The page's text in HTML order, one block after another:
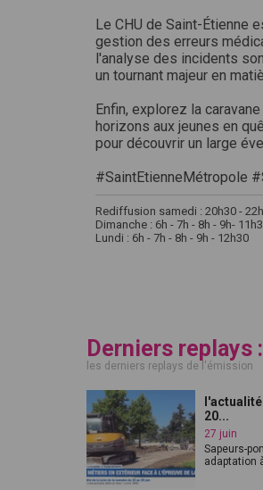
Le CHU de Saint-Étienne
gestion des erreurs
l'analyse des incidents
un tournant majeur en
Enfin, explorez la
horizons aux jeunes en
pour découvrir un large
#SaintEtienneMétropole
Rediffusion samedi : 20h30 -
Dimanche : 6h - 7h - 8h - 9h-
Lundi : 6h - 7h - 8h - 9h - 12h30
Derniers replays
les derniers replays de l'émission
20...
27 juin
Sapeurs-
adaptation